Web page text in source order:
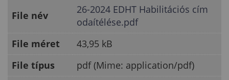
File név
26-2024 EDHT Habilitációs cím
odaítélése.pdf
File méret
43,95 kB
File típus
pdf (Mime: application/pdf)